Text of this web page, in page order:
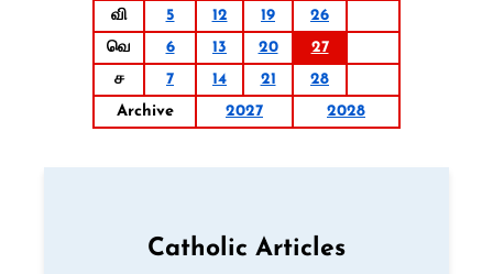
வி
5 12 19
26
வெ
6 13 20
27
ச
7 14 21
28
Archive
2027 2028
Catholic Articles